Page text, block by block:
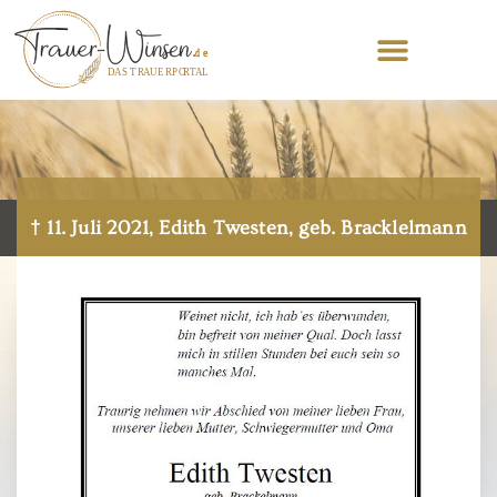
† 11. Juli 2021, Edith Twesten, geb. Bracklelmann